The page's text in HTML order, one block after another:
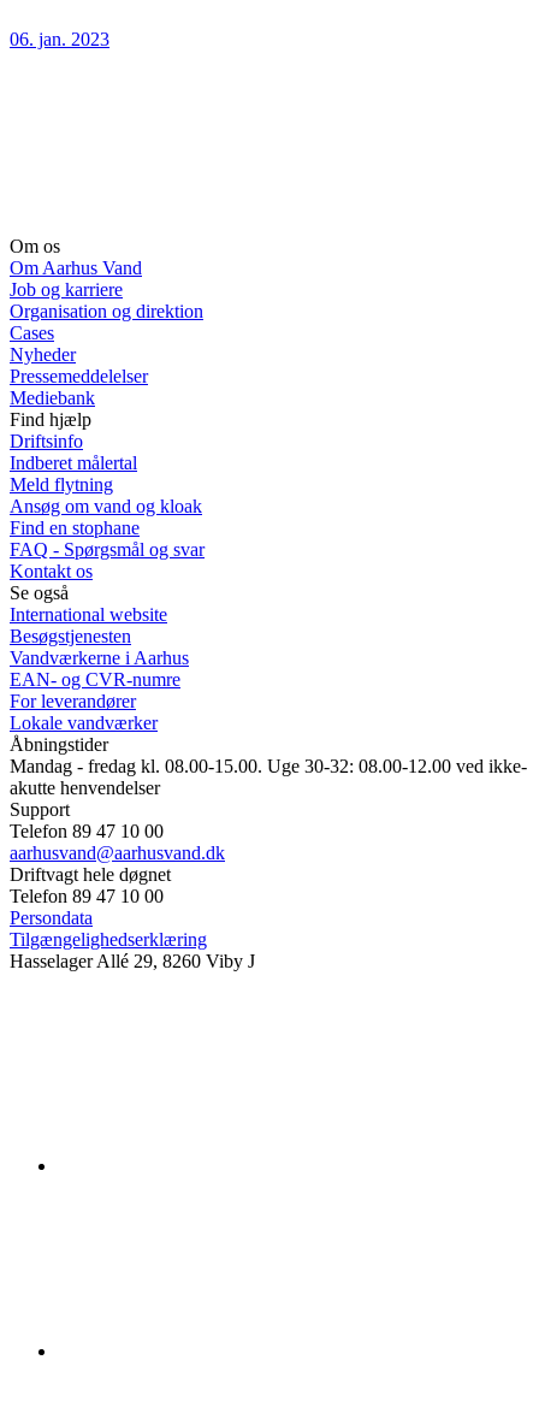
06. jan. 2023
Om os
Om Aarhus Vand
Job og karriere
Organisation og direktion
Cases
Nyheder
Pressemeddelelser
Mediebank
Find hjælp
Driftsinfo
Indberet målertal
Meld flytning
Ansøg om vand og kloak
Find en stophane
FAQ - Spørgsmål og svar
Kontakt os
Se også
International website
Besøgstjenesten
Vandværkerne i Aarhus
EAN- og CVR-numre
For leverandører
Lokale vandværker
Åbningstider
Mandag - fredag kl. 08.00-15.00. Uge 30-32: 08.00-12.00 ved ikke-
akutte henvendelser
Support
Telefon 89 47 10 00
aarhusvand@aarhusvand.dk
Driftvagt hele døgnet
Telefon 89 47 10 00
Persondata
Tilgængelighedserklæring
Hasselager Allé 29, 8260 Viby J